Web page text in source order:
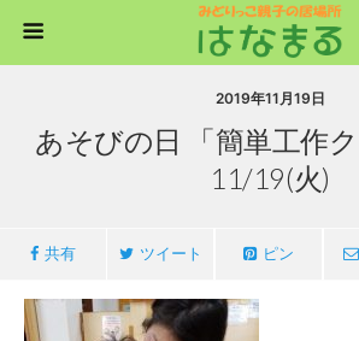
2019年11月19日
あそびの日 「簡単工作ク
11/19(火)
共有 ツイート ピン